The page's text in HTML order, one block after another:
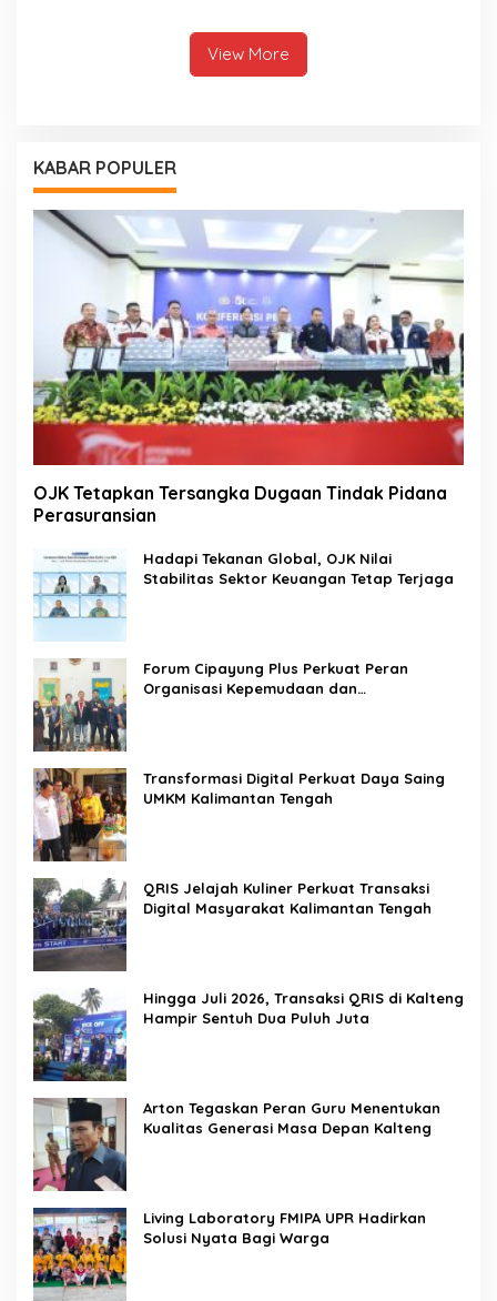
View More
KABAR POPULER
OJK Tetapkan Tersangka Dugaan Tindak Pidana
Perasuransian
Hadapi Tekanan Global, OJK Nilai
Stabilitas Sektor Keuangan Tetap Terjaga
Forum Cipayung Plus Perkuat Peran
Organisasi Kepemudaan dan
Transformasi Digital Perkuat Daya Saing
UMKM Kalimantan Tengah
QRIS Jelajah Kuliner Perkuat Transaksi
Digital Masyarakat Kalimantan Tengah
Hingga Juli 2026, Transaksi QRIS di Kalteng
Hampir Sentuh Dua Puluh Juta
Arton Tegaskan Peran Guru Menentukan
Kualitas Generasi Masa Depan Kalteng
Living Laboratory FMIPA UPR Hadirkan
Solusi Nyata Bagi Warga